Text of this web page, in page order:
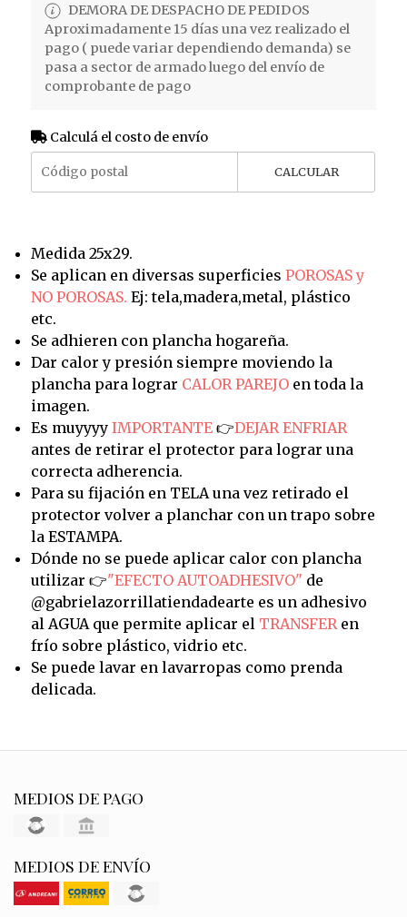
DEMORA DE DESPACHO DE PEDIDOS
Aproximadamente 15 días una vez realizado el
pago ( puede variar dependiendo demanda) se
pasa a sector de armado luego del envío de
comprobante de pago
Calculá el costo de envío
CALCULAR
Medida 25x29.
Se aplican en diversas superficies POROSAS y
NO POROSAS. Ej: tela,madera,metal, plástico
etc.
Se adhieren con plancha hogareña.
Dar calor y presión siempre moviendo la
plancha para lograr CALOR PAREJOen toda la
imagen.
Es muyyyy IMPORTANTE👉DEJAR ENFRIAR
antes de retirar el protector para lograr una
correcta adherencia.
Para su fijación en TELA una vez retirado el
protector volver a planchar con un trapo sobre
la ESTAMPA.
Dónde no se puede aplicar calor con plancha
utilizar 👉"EFECTO AUTOADHESIVO" de
@gabrielazorrillatiendadearte es un adhesivo
al AGUA que permite aplicar el TRANSFERen
frío sobre plástico, vidrio etc.
Se puede lavar en lavarropas como prenda
delicada.
MEDIOS DE PAGO
MEDIOS DE ENVÍO